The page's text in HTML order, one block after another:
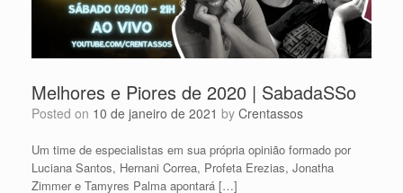
Melhores e Piores de 2020 | SabadaSSo
Posted on 10 de janeiro de 2021 by Crentassos
Um time de especialistas em sua própria opinião formado por
Luciana Santos, Hernani Correa, Profeta Erezias, Jonatha
Zimmer e Tamyres Palma apontará […]